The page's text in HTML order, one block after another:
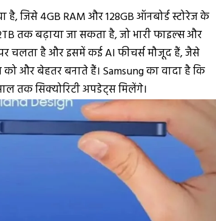
है, जिसे 4GB RAM और 128GB ऑनबोर्ड स्टोरेज के
तक बढ़ाया जा सकता है, जो भारी फाइल्स और
पर चलता है और इसमें कई AI फीचर्स मौजूद हैं, जैसे
और बेहतर बनाते हैं। Samsung का वादा है कि
तक सिक्योरिटी अपडेट्स मिलेंगे।